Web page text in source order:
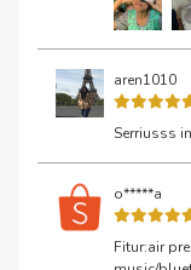
aren1010
Serriusss
o*****a
Fitur:air